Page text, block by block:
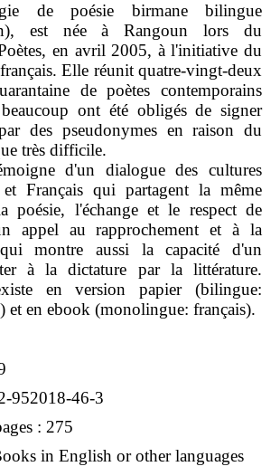
de poésie birmane bilingue
est née à Rangoun lors du
en avril 2005, à l'initiative du
Elle réunit quatre-vingt-deux
de poètes contemporains
ont été obligés de signer
des pseudonymes en raison du
très difficile.
d'un dialogue des cultures
Français qui partagent la même
poésie, l'échange et le respect de
appel au rapprochement et à la
qui montre aussi la capacité d'un
à la dictature par la littérature.
en version papier (bilingue:
et en ebook (monolingue: français).
952018-46-3
: 275
in English or other languages